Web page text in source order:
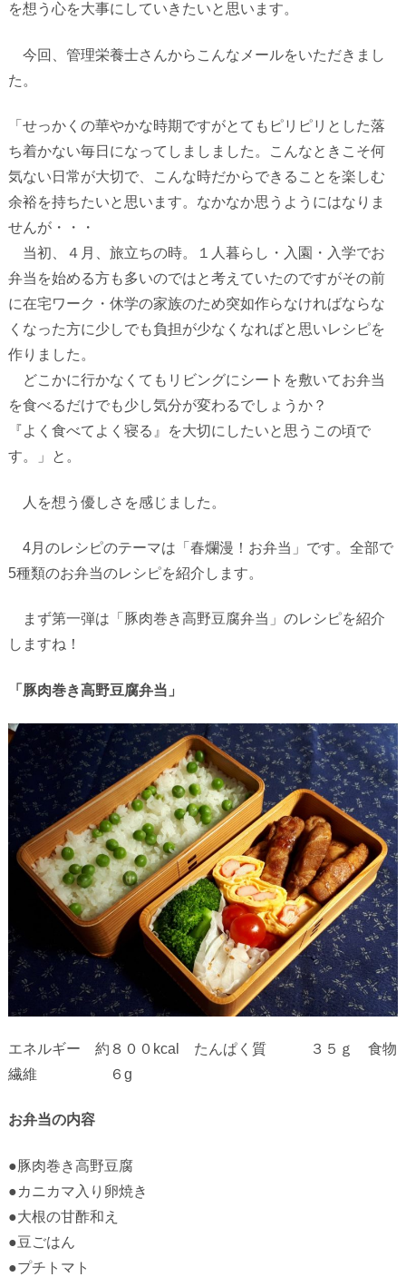
を想う心を大事にしていきたいと思います。
今回、管理栄養士さんからこんなメールをいただきまし
た。
「せっかくの華やかな時期ですがとてもピリピリとした落
ち着かない毎日になってしましました。こんなときこそ何
気ない日常が大切で、こんな時だからできることを楽しむ
余裕を持ちたいと思います。なかなか思うようにはなりま
せんが・・・
当初、４月、旅立ちの時。１人暮らし・入園・入学でお
弁当を始める方も多いのではと考えていたのですがその前
に在宅ワーク・休学の家族のため突如作らなければならな
くなった方に少しでも負担が少なくなればと思いレシピを
作りました。
どこかに行かなくてもリビングにシートを敷いてお弁当
を食べるだけでも少し気分が変わるでしょうか？
『よく食べてよく寝る』を大切にしたいと思うこの頃で
す。」と。
人を想う優しさを感じました。
4月のレシピのテーマは「春爛漫！お弁当」です。全部で
5種類のお弁当のレシピを紹介します。
まず第一弾は「豚肉巻き高野豆腐弁当」のレシピを紹介
しますね！
「豚肉巻き高野豆腐弁当」
エネルギー 約８００ kcal たんぱく質 ３５ｇ 食物
繊維 ６ g
お弁当の内容
●豚肉巻き高野豆腐
●カニカマ入り卵焼き
●大根の甘酢和え
●豆ごはん
●プチトマト